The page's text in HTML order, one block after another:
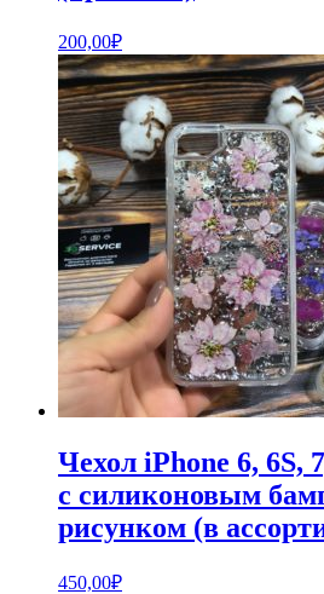
200,00₽
Чехол iPhone 6, 6S,
с силиконовым
рисунком (в
450,00₽